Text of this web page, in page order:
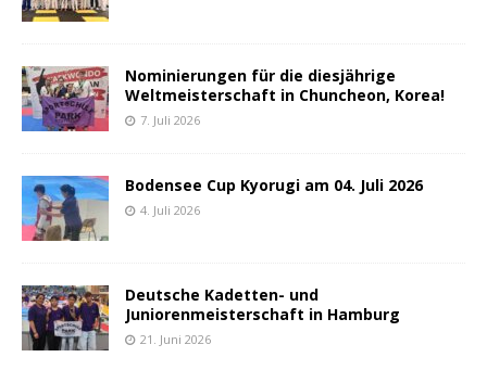
Nominierungen für die diesjährige
Weltmeisterschaft in Chuncheon, Korea!
7. Juli 2026
Bodensee Cup Kyorugi am 04. Juli 2026
4. Juli 2026
Deutsche Kadetten- und
Juniorenmeisterschaft in Hamburg
21. Juni 2026